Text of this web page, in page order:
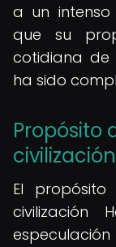
a un
que su
cotidiana de
ha sido
Propósito
El
civilización